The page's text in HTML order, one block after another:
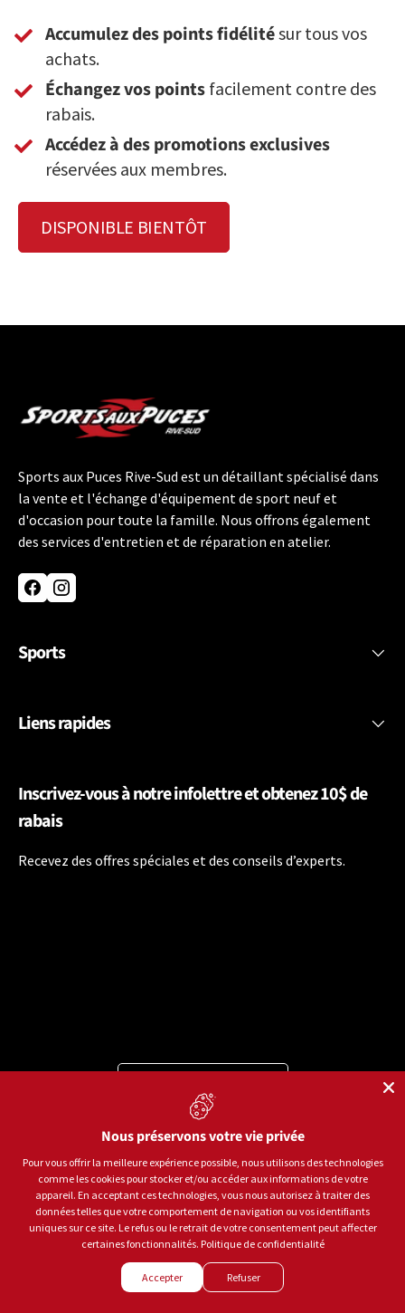
Accumulez des points fidélitésur tous vos
achats.
Échangez vos points facilement contre des
rabais.
Accédez à des promotions exclusives
réservées aux membres.
DISPONIBLE BIENTÔT
Sports aux Puces Rive-Sud est un détaillant spécialisé dans
la vente et l'échange d'équipement de sport neuf et
d'occasion pour toute la famille. Nous offrons également
des services d'entretien et de réparation en atelier.
FacebookInstagram
Sports
Liens rapides
Inscrivez-vous à notre infolettre et obtenez 10$ de
rabais
Recevez des offres spéciales et des conseils d’experts.
Moyens de paiement acceptés
Langue
© 2026Sports aux Puces Rive-Sud.Tous droits réservés.
Politique de confidentialitéConditions d'utilisation
Gestion des témoins
Créé parLEADHOUSE
Nous préservons votre vie privée
Pour vous offrir la meilleure expérience possible, nous utilisons des technologies
comme les cookies pour stocker et/ou accéder aux informations de votre
appareil. En acceptant ces technologies, vous nous autorisez à traiter des
données telles que votre comportement de navigation ou vos identifiants
uniques sur ce site. Le refus ou le retrait de votre consentement peut affecter
certaines fonctionnalités. Politique de confidentialité
Accepter Refuser